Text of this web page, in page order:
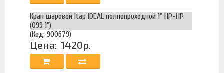
Кран шаровой Itap IDEAL полнопроходной 1" НР-НР
(099 1")
(Код: 900679)
Цена: 1420р.